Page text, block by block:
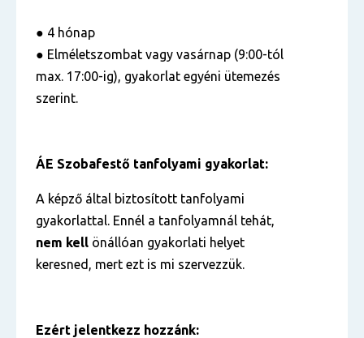
● 4 hónap
● Elméletszombat vagy vasárnap (9:00-tól
max. 17:00-ig), gyakorlat egyéni ütemezés
szerint.
ÁE Szobafestő tanfolyami gyakorlat:
A képző által biztosított tanfolyami
gyakorlattal. Ennél a tanfolyamnál tehát,
nem kell önállóan gyakorlati helyet
keresned, mert ezt is mi szervezzük.
Ezért jelentkezz hozzánk: